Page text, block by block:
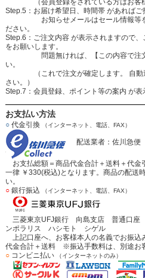
（会員登録をされている方はお客様
Step.5：お届け希望日、時間帯 があればご
お知らせメールはセール情報等をお
ださい。
Step.6：ご注文内容 が表示されますので
をお願いします。
問題無ければ、【この内容で注文を
い。
（これで注文が確定します。 自動送
さい。）
Step.7：会員登録、ポイント等の案内 が表
お支払い方法
○代金引換 （インターネット、電話、FAX）
配送業者：佐川急便
お支払総額＝商品代金合計＋送料＋代
一律 ￥330(税込)となります。商品の配送
い。
○銀行振込 （インターネット、電話、FAX）
三菱東京UFJ銀行 向島支店 普通口座
ンポラリス ハシモト シゲル
上記口座へ、お客様本人の名義でお振込
代金合計＋送料 ※振込手数料は、別途お
○コンビニ払い （インターネットのみ）